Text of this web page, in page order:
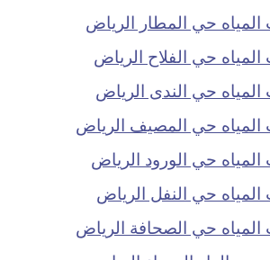
حي المطار الرياض
حي الفلاح الرياض
حي الندى الرياض
حي المصيف الرياض
حي الورود الرياض
حي النفل الرياض
حي الصحافة الرياض